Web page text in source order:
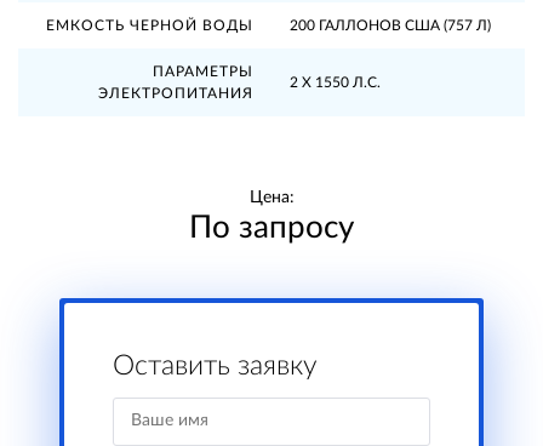
ЕМКОСТЬ ЧЕРНОЙ ВОДЫ 200 ГАЛЛОНОВ США (757 Л)
ПАРАМЕТРЫ
ЭЛЕКТРОПИТАНИЯ
2 Х 1550 Л.С.
Цена:
По запросу
Оставить заявку